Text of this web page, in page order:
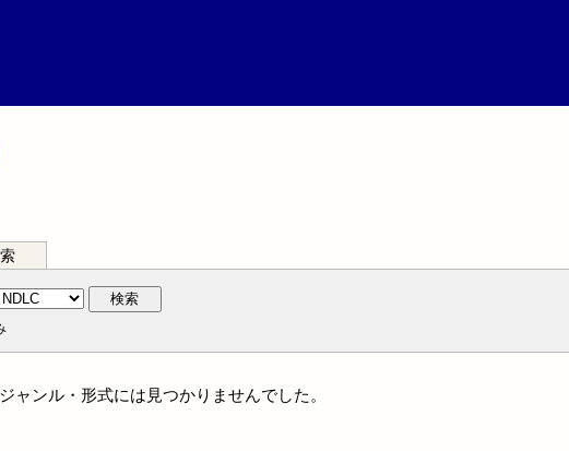
検索
ャンル・形式には見つかりませんでした。